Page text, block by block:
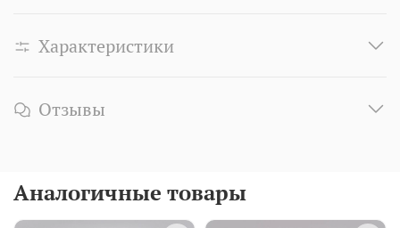
Характеристики
Отзывы
Аналогичные товары